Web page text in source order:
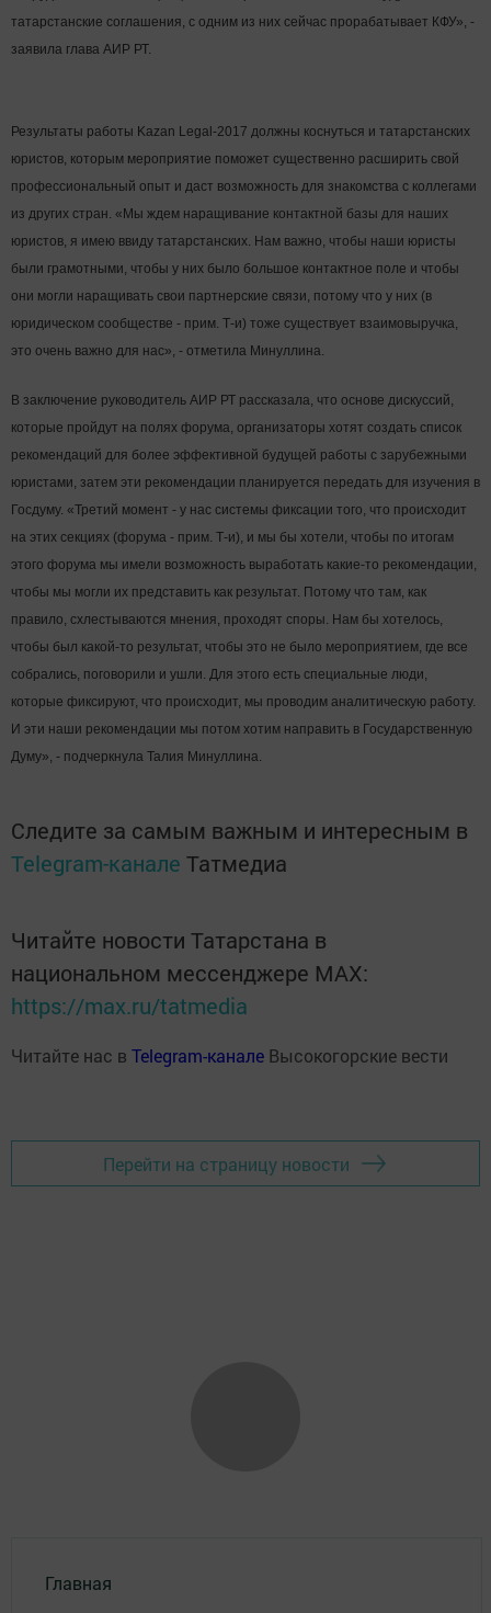
татарстанские соглашения, с одним из них сейчас прорабатывает КФУ», -
заявила глава АИР РТ.
Результаты работы Kazan Legal-2017 должны коснуться и татарстанских
юристов, которым мероприятие поможет существенно расширить свой
профессиональный опыт и даст возможность для знакомства с коллегами
из других стран. «Мы ждем наращивание контактной базы для наших
юристов, я имею ввиду татарстанских. Нам важно, чтобы наши юристы
были грамотными, чтобы у них было большое контактное поле и чтобы
они могли наращивать свои партнерские связи, потому что у них (в
юридическом сообществе - прим. Т-и) тоже существует взаимовыручка,
это очень важно для нас», - отметила Минуллина.
В заключение руководитель АИР РТ рассказала, что основе дискуссий,
которые пройдут на полях форума, организаторы хотят создать список
рекомендаций для более эффективной будущей работы с зарубежными
юристами, затем эти рекомендации планируется передать для изучения в
Госдуму. «Третий момент - у нас системы фиксации того, что происходит
на этих секциях (форума - прим. Т-и), и мы бы хотели, чтобы по итогам
этого форума мы имели возможность выработать какие-то рекомендации,
чтобы мы могли их представить как результат. Потому что там, как
правило, схлестываются мнения, проходят споры. Нам бы хотелось,
чтобы был какой-то результат, чтобы это не было мероприятием, где все
собрались, поговорили и ушли. Для этого есть специальные люди,
которые фиксируют, что происходит, мы проводим аналитическую работу.
И эти наши рекомендации мы потом хотим направить в Государственную
Думу», - подчеркнула Талия Минуллина.
Следите за самым важным и интересным в
Telegram-канале Татмедиа
Читайте новости Татарстана в
национальном мессенджере MАХ:
https://max.ru/tatmedia
Читайте нас в Telegram-канале Высокогорские вести
Перейти на страницу новости
Главная